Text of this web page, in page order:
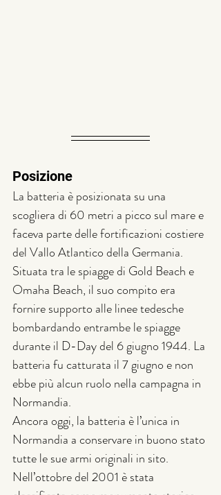
Posizione
La batteria è posizionata su una
scogliera di 60 metri a picco sul mare e
faceva parte delle fortificazioni costiere
del Vallo Atlantico della Germania.
Situata tra le spiagge di Gold Beach e
Omaha Beach, il suo compito era
fornire supporto alle linee tedesche
bombardando entrambe le spiagge
durante il D-Day del 6 giugno 1944. La
batteria fu catturata il 7 giugno e non
ebbe più alcun ruolo nella campagna in
Normandia.
Ancora oggi, la batteria è l’unica in
Normandia a conservare in buono stato
tutte le sue armi originali in sito.
Nell’ottobre del 2001 è stata